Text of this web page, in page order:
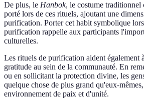
De plus, le Hanbok, le costume traditionnel
porté lors de ces rituels, ajoutant une
purification. Porter cet habit symbolique
purification rappelle aux participants
culturelles.
Les rituels de purification aident également
gratitude au sein de la communauté. En
ou en sollicitant la protection divine, les
quelque chose de plus grand qu'eux-
environnement de paix et d'unité.